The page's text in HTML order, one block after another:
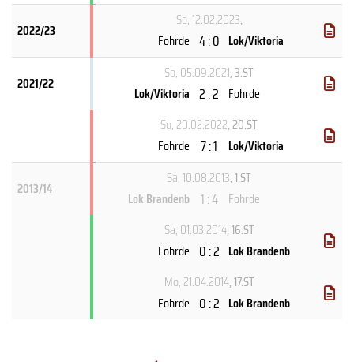
2022/23
So, 12.02.2023,
Fohrde 4 : 0 Lok/Viktoria
2021/22
So, 05.09.2021, 3.ST
Lok/Viktoria 2 : 2 Fohrde
So, 20.02.2022, 20.ST
Fohrde 7 : 1 Lok/Viktoria
2013/14
Sa, 10.08.2013, 1.ST
Lok Brandenb 1 : 4 Fohrde
Sa, 01.03.2014, 16.ST
Fohrde 0 : 2 Lok Brandenb
Mo, 21.04.2014, 17.ST
Fohrde 0 : 2 Lok Brandenb